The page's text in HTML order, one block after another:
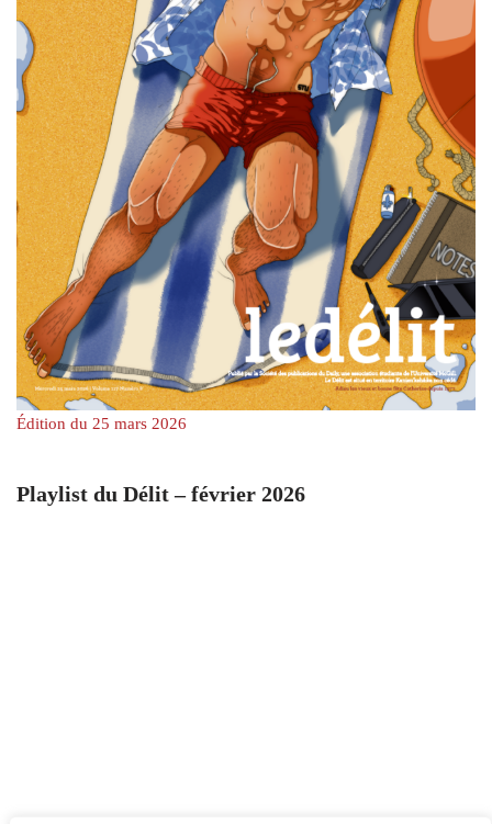
Édition du 25 mars 2026
Playlist du Délit – février 2026